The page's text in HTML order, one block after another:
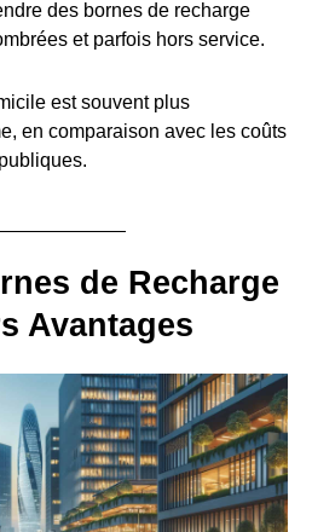
des bornes de recharge
et parfois hors service.
est souvent plus
en comparaison avec les coûts
de Recharge
Avantages